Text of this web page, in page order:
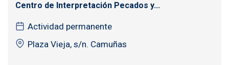
Centro de Interpretación Pecados y...
Actividad permanente
Plaza Vieja, s/n. Camuñas